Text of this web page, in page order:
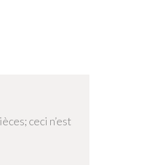
ceci n’est